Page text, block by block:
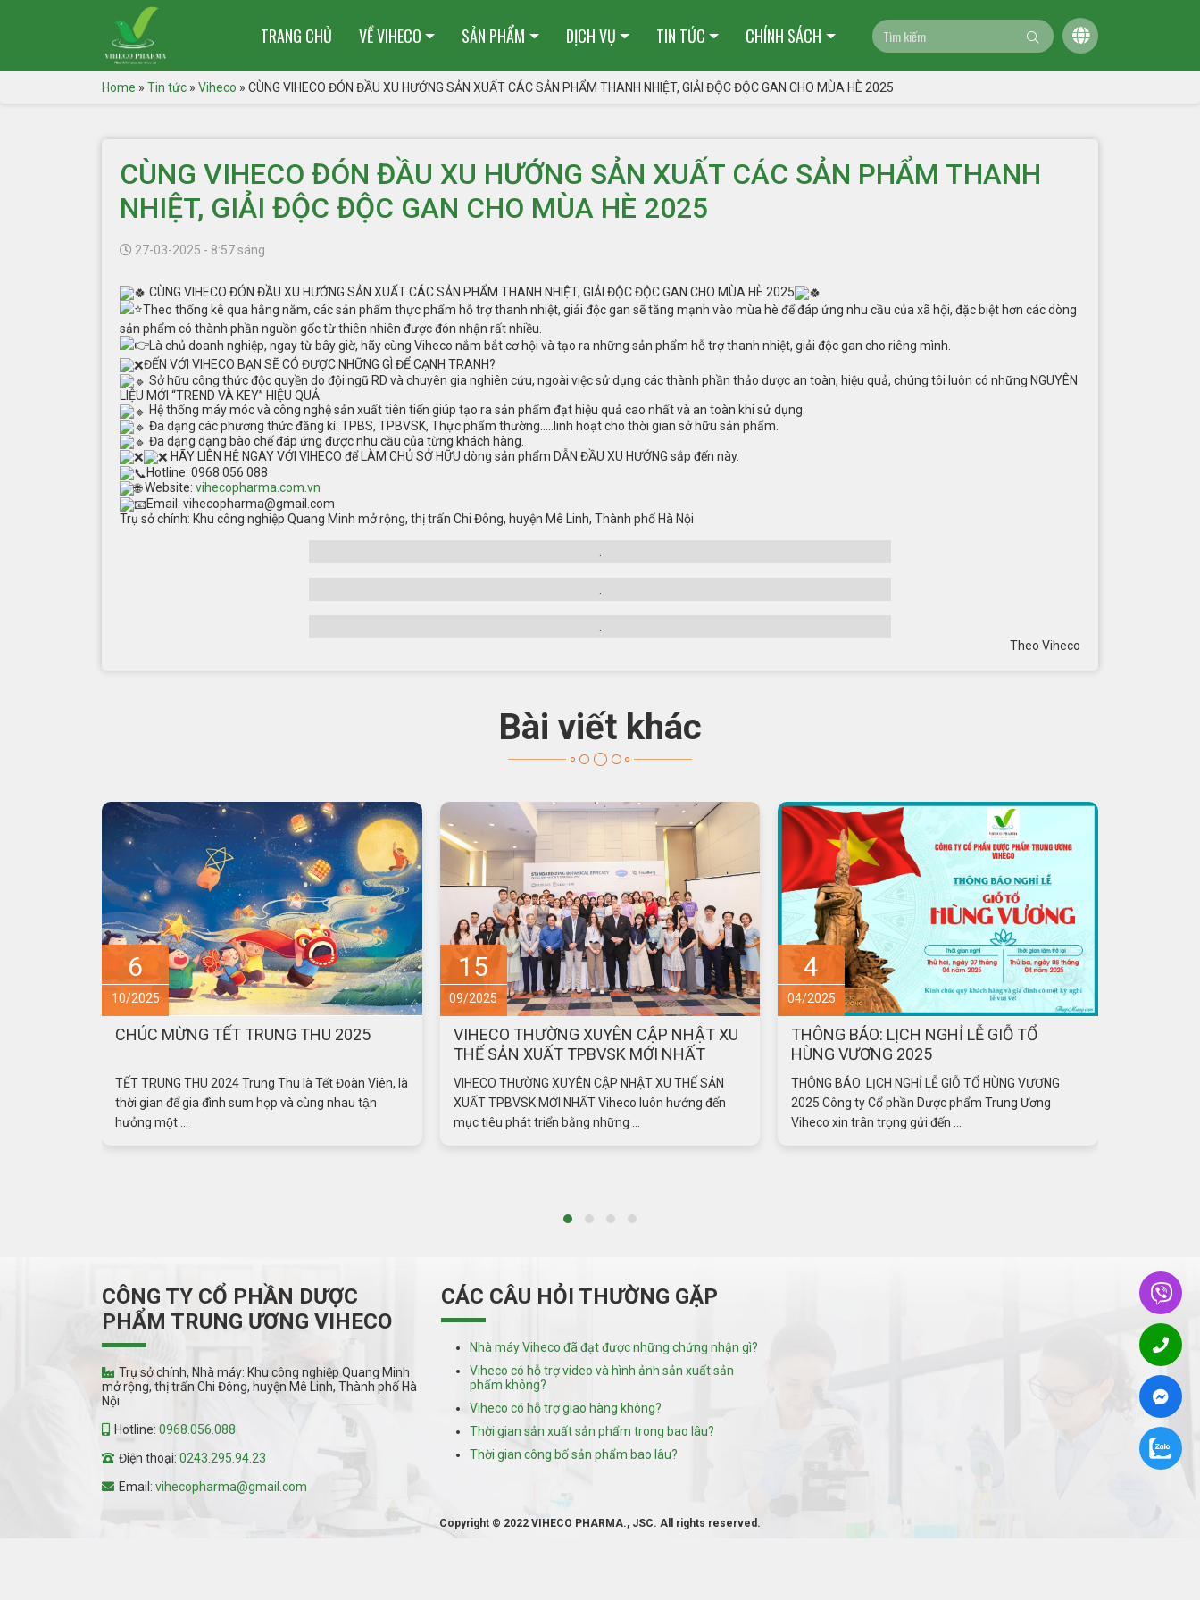
TRANG CHỦ VỀ VIHECO SẢN PHẨM DỊCH VỤ TIN TỨC CHÍNH SÁCH
Home » Tin tức » Viheco » CÙNG VIHECO ĐÓN ĐẦU XU HƯỚNG SẢN XUẤT CÁC SẢN PHẨM THANH NHIỆT, GIẢI ĐỘC ĐỘC GAN CHO MÙA HÈ 2025
CÙNG VIHECO ĐÓN ĐẦU XU HƯỚNG SẢN XUẤT CÁC SẢN PHẨM THANH
NHIỆT, GIẢI ĐỘC ĐỘC GAN CHO MÙA HÈ 2025
27-03-2025 - 8:57 sáng
CÙNG VIHECO ĐÓN ĐẦU XU HƯỚNG SẢN XUẤT CÁC SẢN PHẨM THANH NHIỆT, GIẢI ĐỘC ĐỘC GAN CHO MÙA HÈ 2025
Theo thống kê qua hằng năm, các sản phẩm thực phẩm hỗ trợ thanh nhiệt, giải độc gan sẽ tăng mạnh vào mùa hè để đáp ứng nhu cầu của xã hội, đặc biệt hơn các dòng
sản phẩm có thành phần nguồn gốc từ thiên nhiên được đón nhận rất nhiều.
Là chủ doanh nghiệp, ngay từ bây giờ, hãy cùng Viheco nắm bắt cơ hội và tạo ra những sản phẩm hỗ trợ thanh nhiệt, giải độc gan cho riêng mình.
ĐẾN VỚI VIHECO BẠN SẼ CÓ ĐƯỢC NHỮNG GÌ ĐỂ CẠNH TRANH?
Sở hữu công thức độc quyền do đội ngũ RD và chuyên gia nghiên cứu, ngoài việc sử dụng các thành phần thảo dược an toàn, hiệu quả, chúng tôi luôn có những NGUYÊN
LIỆU MỚI “TREND VÀ KEY” HIỆU QUẢ.
Hệ thống máy móc và công nghệ sản xuất tiên tiến giúp tạo ra sản phẩm đạt hiệu quả cao nhất và an toàn khi sử dụng.
Đa dạng các phương thức đăng kí: TPBS, TPBVSK, Thực phẩm thường…..linh hoạt cho thời gian sở hữu sản phẩm.
Đa dạng dạng bào chế đáp ứng được nhu cầu của từng khách hàng.
HÃY LIÊN HỆ NGAY VỚI VIHECO để LÀM CHỦ SỞ HỮU dòng sản phẩm DẪN ĐẦU XU HƯỚNG sắp đến này.
Hotline: 0968 056 088
Website: vihecopharma.com.vn
Email: vihecopharma@gmail.com
Trụ sở chính: Khu công nghiệp Quang Minh mở rộng, thị trấn Chi Đông, huyện Mê Linh, Thành phố Hà Nội
.
.
.
Theo Viheco
Bài viết khác
6
10/2025
CHÚC MỪNG TẾT TRUNG THU 2025
TẾT TRUNG THU 2024 Trung Thu là Tết Đoàn Viên, là
thời gian để gia đình sum họp và cùng nhau tận
hưởng một ...
15
09/2025
VIHECO THƯỜNG XUYÊN CẬP NHẬT XU
THẾ SẢN XUẤT TPBVSK MỚI NHẤT
VIHECO THƯỜNG XUYÊN CẬP NHẬT XU THẾ SẢN
XUẤT TPBVSK MỚI NHẤT Viheco luôn hướng đến
mục tiêu phát triển bằng những ...
4
04/2025
THÔNG BÁO: LỊCH NGHỈ LỄ GIỖ TỔ
HÙNG VƯƠNG 2025
THÔNG BÁO: LỊCH NGHỈ LỄ GIỖ TỔ HÙNG VƯƠNG
2025 Công ty Cổ phần Dược phẩm Trung Ương
Viheco xin trân trọng gửi đến ...
CÔNG TY CỔ PHẦN DƯỢC
PHẨM TRUNG ƯƠNG VIHECO
Trụ sở chính, Nhà máy: Khu công nghiệp Quang Minh
mở rộng, thị trấn Chi Đông, huyện Mê Linh, Thành phố Hà
Nội
Hotline: 0968.056.088
Điện thoại: 0243.295.94.23
Email: vihecopharma@gmail.com
CÁC CÂU HỎI THƯỜNG GẶP
Nhà máy Viheco đã đạt được những chứng nhận gì?
Viheco có hỗ trợ video và hình ảnh sản xuất sản
phẩm không?
Viheco có hỗ trợ giao hàng không?
Thời gian sản xuất sản phẩm trong bao lâu?
Thời gian công bố sản phẩm bao lâu?
Copyright © 2022 VIHECO PHARMA., JSC. All rights reserved.